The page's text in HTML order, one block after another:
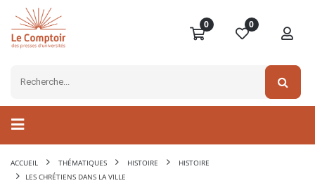
0 0
ACCUEIL THÉMATIQUES HISTOIRE
HISTOIRE
LES CHRÉTIENS DANS LA VILLE